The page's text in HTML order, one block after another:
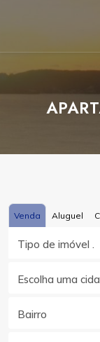
Venda Aluguel
Tipo de imóvel .
Escolha uma
Bairro